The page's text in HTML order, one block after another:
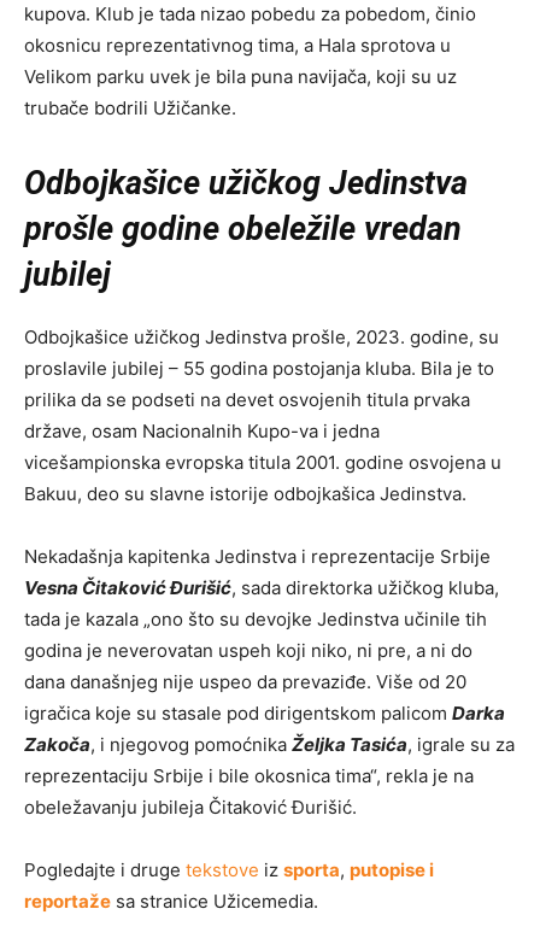
kupova. Klub je tada nizao pobedu za pobedom, činio
okosnicu reprezentativnog tima, a Hala sprotova u
Velikom parku uvek je bila puna navijača, koji su uz
trubače bodrili Užičanke.
Odbojkašice užičkog Jedinstva
prošle godine obeležile vredan
jubilej
Odbojkašice užičkog Jedinstva prošle, 2023. godine, su
proslavile jubilej – 55 godina postojanja kluba. Bila je to
prilika da se podseti na devet osvojenih titula prvaka
države, osam Nacionalnih Kupo-va i jedna
vicešampionska evropska titula 2001. godine osvojena u
Bakuu, deo su slavne istorije odbojkašica Jedinstva.
Nekadašnja kapitenka Jedinstva i reprezentacije Srbije
Vesna Čitaković Đurišić, sada direktorka užičkog kluba,
tada je kazala „ono što su devojke Jedinstva učinile tih
godina je neverovatan uspeh koji niko, ni pre, a ni do
dana današnjeg nije uspeo da prevaziđe. Više od 20
igračica koje su stasale pod dirigentskom palicom Darka
Zakoča, i njegovog pomoćnika Željka Tasića, igrale su za
reprezentaciju Srbije i bile okosnica tima“, rekla je na
obeležavanju jubileja Čitaković Đurišić.
Pogledajte i druge tekstove iz sporta, putopise i
reportaže sa stranice Užicemedia.